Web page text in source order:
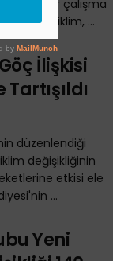
dair bir çalışma
iklim, ...
İlişkisi
düzenlendiği
değişikliğinin
etkisi ele
...
Yeni